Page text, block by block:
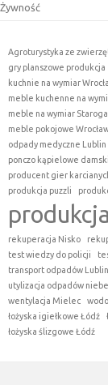
Żywność
Agroturystyka ze
gry planszowe produkcja
kuchnie na wymiar
meble kuchenne na
meble na wymiar
meble pokojowe
odpady medyczne Lublin
ponczo kąpielowe
producent gier
produkcja puzzli
rekuperacja Nisko
test wiedzy do policji
transport odpadów Lublin
utylizacja odpadów
wentylacja Mielec
łożyska igiełkowe Łódź
łożyska ślizgowe Łódź